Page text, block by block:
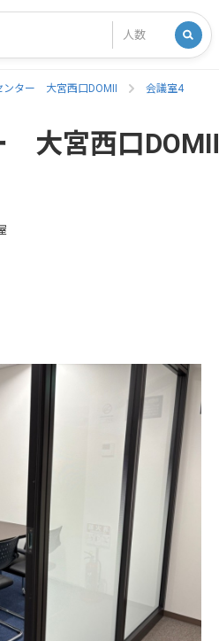
ター 大宮西口DOMⅡ 会議室4
大宮西口DOMⅡ